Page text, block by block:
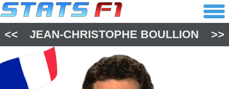
<< JEAN-CHRISTOPHE BOULLION >>